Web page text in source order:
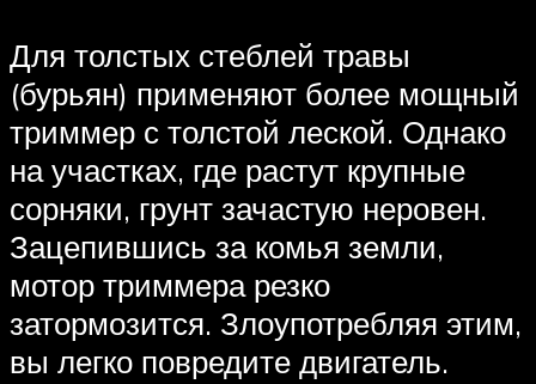
Для толстых стеблей травы
(бурьян) применяют более мощный
триммер с толстой леской. Однако
на участках, где растут крупные
сорняки, грунт зачастую неровен.
Зацепившись за комья земли,
мотор триммера резко
затормозится. Злоупотребляя этим,
вы легко повредите двигатель.